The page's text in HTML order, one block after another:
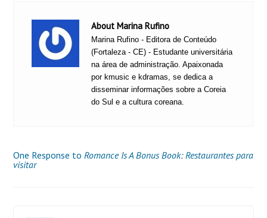
About Marina Rufino
Marina Rufino - Editora de Conteúdo
(Fortaleza - CE) - Estudante universitária
na área de administração. Apaixonada
por kmusic e kdramas, se dedica a
disseminar informações sobre a Coreia
do Sul e a cultura coreana.
One Response to Romance Is A Bonus Book: Restaurantes para
visitar